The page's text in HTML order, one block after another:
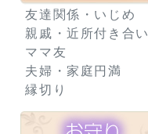
友達関係・いじめ
親戚・近所付き合い
ママ友
夫婦・家庭円満
縁切り